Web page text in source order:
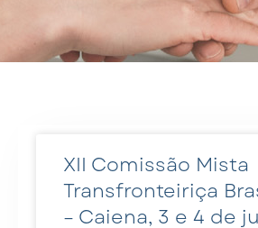
XII Comissão Mista
Transfronteiriça
– Caiena, 3 e 4 de